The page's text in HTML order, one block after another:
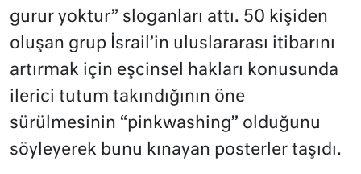
gurur yoktur” sloganları attı. 50 kişiden
oluşan grup İsrail’in uluslararası itibarını
artırmak için eşcinsel hakları konusunda
ilerici tutum takındığının öne
sürülmesinin “pinkwashing” olduğunu
söyleyerek bunu kınayan posterler taşıdı.